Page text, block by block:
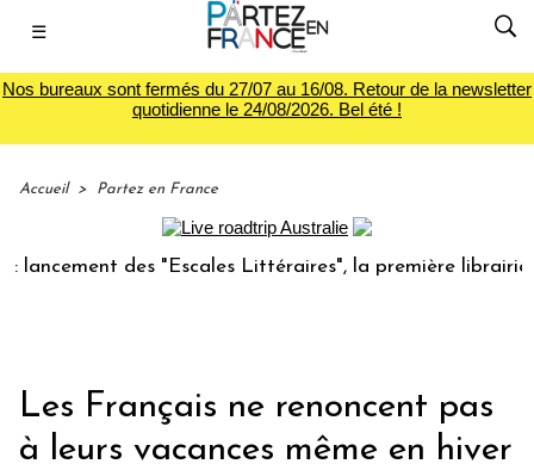
☰
Nos bureaux sont fermés du 27/07 au 16/08. Retour de la newsletter
quotidienne le 24/08/2026. Bel été !
Accueil > Partez en France
des "Escales Littéraires", la première librairie du
Les Français ne renoncent pas
à leurs vacances même en hiver